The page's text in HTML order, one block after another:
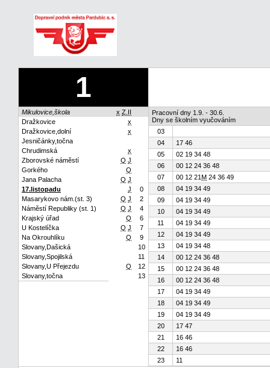
1
Mikulovice,škola x Z.II
Dražkovice
x
Dražkovice,dolní
x
Jesničánky,točna
Chrudimská
x
Zborovské náměstí
Q J
Gorkého
Q
Jana Palacha
Q J
17.listopadu
J
0
Masarykovo nám.(st. 3)
Q J
2
Náměstí Republiky (st. 1)
Q J
4
Krajský úřad
Q
6
U Kostelíčka
Q J
7
Na Okrouhlíku
Q
9
Slovany,Dašická
10
Slovany,Spojilská
11
Slovany,U Přejezdu
Q
12
Slovany,točna
13
Pracovní dny 1.9. - 30.6.
Dny se školním vyučováním
03
04
17 46
05
02 19 34 48
06
00 12 24 36 48
07
00 12 21M 24 36 49
08
04 19 34 49
09
04 19 34 49
10
04 19 34 49
11
04 19 34 49
12
04 19 34 49
13
04 19 34 48
14
00 12 24 36 48
15
00 12 24 36 48
16
00 12 24 36 48
17
04 19 34 49
18
04 19 34 49
19
04 19 34 49
20
17 47
21
16 46
22
16 46
23
11